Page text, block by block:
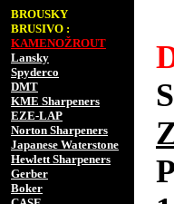
BROUSKY
BRUSIVO :
KAMENOŽROUT
Lansky
Spyderco
DMT
KME Sharpeners
EZE-LAP
Norton Sharpeners
Japanese Waterstone
Hewlett Sharpeners
Gerber
Boker